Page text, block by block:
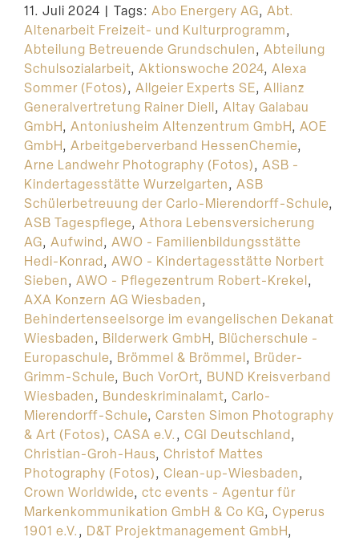
Suche
11. Juli 2024 | Tags: Abo Energery AG, Abt.
Altenarbeit Freizeit- und Kulturprogramm,
Abteilung Betreuende Grundschulen, Abteilung
Schulsozialarbeit, Aktionswoche 2024, Alexa
Sommer (Fotos), Allgeier Experts SE, Allianz
Generalvertretung Rainer Diell, Altay Galabau
GmbH, Antoniusheim Altenzentrum GmbH, AOE
GmbH, Arbeitgeberverband HessenChemie,
Arne Landwehr Photography (Fotos), ASB -
Kindertagesstätte Wurzelgarten, ASB
Schülerbetreuung der Carlo-Mierendorff-Schule,
ASB Tagespflege, Athora Lebensversicherung
AG, Aufwind, AWO - Familienbildungsstätte
Hedi-Konrad, AWO - Kindertagesstätte Norbert
Sieben, AWO - Pflegezentrum Robert-Krekel,
AXA Konzern AG Wiesbaden,
Behindertenseelsorge im evangelischen Dekanat
Wiesbaden, Bilderwerk GmbH, Blücherschule -
Europaschule, Brömmel & Brömmel, Brüder-
Grimm-Schule, Buch VorOrt, BUND Kreisverband
Wiesbaden, Bundeskriminalamt, Carlo-
Mierendorff-Schule, Carsten Simon Photography
& Art (Fotos), CASA e.V., CGI Deutschland,
Christian-Groh-Haus, Christof Mattes
Photography (Fotos), Clean-up-Wiesbaden,
Crown Worldwide, ctc events - Agentur für
Markenkommunikation GmbH & Co KG, Cyperus
1901 e.V., D&T Projektmanagement GmbH,